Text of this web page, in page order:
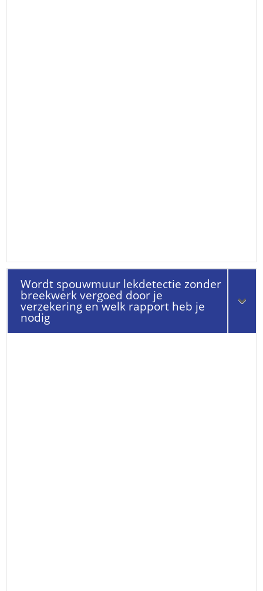
Wordt spouwmuur lekdetectie zonder
breekwerk vergoed door je
verzekering en welk rapport heb je
nodig